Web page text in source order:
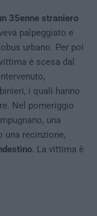
35enne straniero
palpeggiato e
urbano. Per poi
è scesa dal
i quali hanno
Nel pomeriggio
una
una recinzione,
. La vittima è